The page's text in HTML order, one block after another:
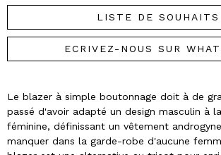
LISTE DE SOUHAITS
ECRIVEZ-NOUS SUR
Le blazer à simple boutonnage doit à de
passé d'avoir adapté un design masculin à
féminine, définissant un vêtement
manquer dans la garde-robe d'aucune